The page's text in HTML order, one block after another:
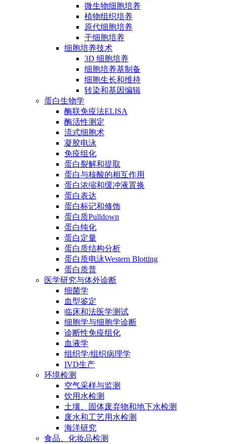
微生物细胞培养
植物组织培养
原代细胞培养
干细胞培养
细胞培养技术
3D 细胞培养
细胞培养基制备
细胞生长和维持
转染和基因编辑
蛋白生物学
酶联免疫法ELISA
酶活性测定
流式细胞术
凝胶电泳
免疫组化
蛋白裂解和提取
蛋白与核酸的相互作用
蛋白浓缩和缓冲液置换
蛋白表达
蛋白标记和修饰
蛋白质Pulldown
蛋白纯化
蛋白定量
蛋白质结构分析
蛋白质电泳Western Blotting
蛋白质普
医学研究与体外诊断
细菌学
血型鉴定
临床和法医学测试
细胞学与细胞学诊断
诊断性免疫组化
血液学
组织学/组织病理学
IVD生产
环境检测
空气采样与监测
饮用水检测
土壤、固体废弃物和地下水检测
废水和工艺用水检测
海洋研究
食品、化妆品检测